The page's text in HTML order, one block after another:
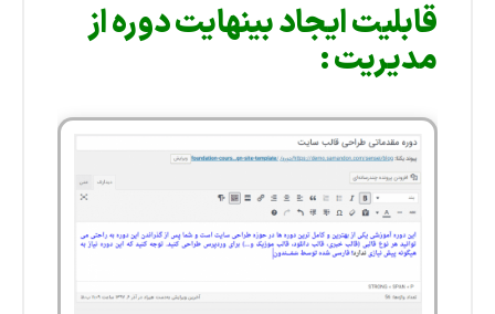
قابلیت ایجاد بینهایت دوره از
مدیریت :